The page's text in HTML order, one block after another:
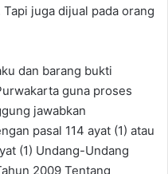
juga dijual pada orang
dan barang bukti
guna proses
jawabkan
pasal 114 ayat (1) atau
(1) Undang-Undang
2009 Tentang